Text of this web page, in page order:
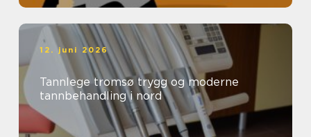
12. juni 2026
Tannlege tromsø trygg og moderne
tannbehandling i nord